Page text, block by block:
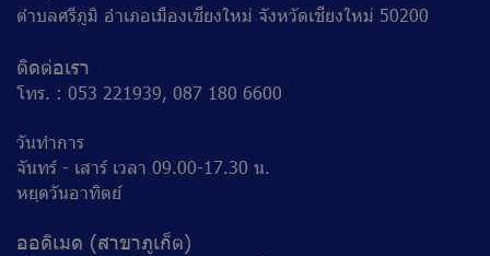
ตำบลศรีภูมิ อำเภอเมืองเชียงใหม่ จังหวัดเชียงใหม่ 50200
ติดต่อเรา
โทร. : 053 221939, 087 180 6600
วันทำการ
จันทร์ - เสาร์ เวลา 09.00-17.30 น.
หยุดวันอาทิตย์
ออดิเมด (สาขาภูเก็ต)